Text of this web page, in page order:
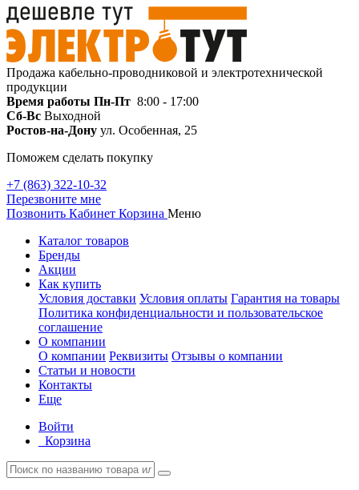
Продажа кабельно-проводниковой и электротехнической
продукции
Время работы Пн-Пт 8:00 - 17:00
Сб-Вс Выходной
Ростов-на-Дону ул. Особенная, 25
Поможем сделать покупку
+7 (863) 322-10-32
Перезвоните мне
Позвонить Кабинет Корзина Меню
Каталог товаров
Бренды
Акции
Как купить
Условия доставки Условия оплаты Гарантия на товары
Политика конфиденциальности и пользовательское
соглашение
О компании
О компании Реквизиты Отзывы о компании
Статьи и новости
Контакты
Еще
Войти
Корзина